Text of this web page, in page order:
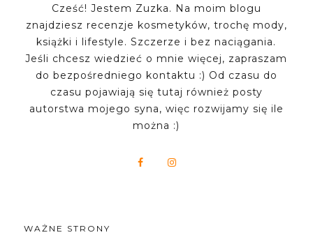
Cześć! Jestem Zuzka. Na moim blogu
znajdziesz recenzje kosmetyków, trochę mody,
książki i lifestyle. Szczerze i bez naciągania.
Jeśli chcesz wiedzieć o mnie więcej, zapraszam
do bezpośredniego kontaktu :) Od czasu do
czasu pojawiają się tutaj również posty
autorstwa mojego syna, więc rozwijamy się ile
można :)
WAŻNE STRONY